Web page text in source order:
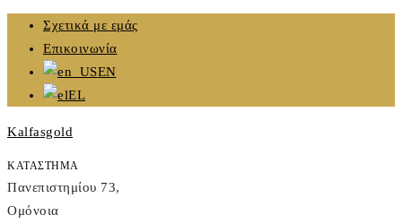
Skip
content
Σχετικά με εμάς
Επικοινωνία
EN
EL
Kalfasgold
ΚΑΤΑΣΤΗΜΑ
Πανεπιστημίου 73,
Ομόνοια